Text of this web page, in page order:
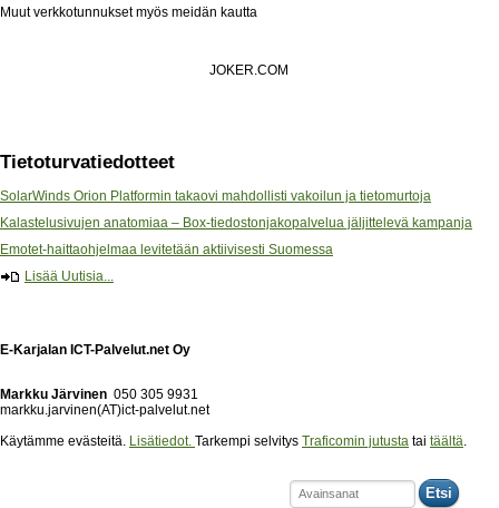
Muut verkkotunnukset myös meidän kautta
JOKER.COM
Tietoturvatiedotteet
SolarWinds Orion Platformin takaovi mahdollisti vakoilun ja tietomurtoja
Kalastelusivujen anatomiaa – Box-tiedostonjakopalvelua jäljittelevä kampanja
Emotet-haittaohjelmaa levitetään aktiivisesti Suomessa
Lisää Uutisia...
E-Karjalan ICT-Palvelut.net Oy
Markku Järvinen 050 305 9931
markku.jarvinen(AT)ict-palvelut.net
Käytämme evästeitä. Lisätiedot. Tarkempi selvitys Traficomin jutusta tai täältä.
Etsi